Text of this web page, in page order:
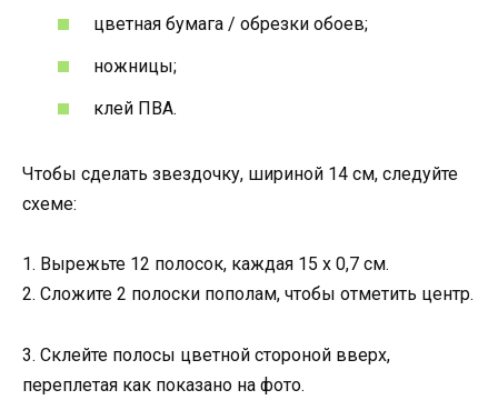
цветная бумага / обрезки обоев;
ножницы;
клей ПВА.
Чтобы сделать звездочку, шириной 14 см, следуйте
схеме:
1. Вырежьте 12 полосок, каждая 15 х 0,7 см.
2. Сложите 2 полоски пополам, чтобы отметить центр.
3. Склейте полосы цветной стороной вверх,
переплетая как показано на фото.